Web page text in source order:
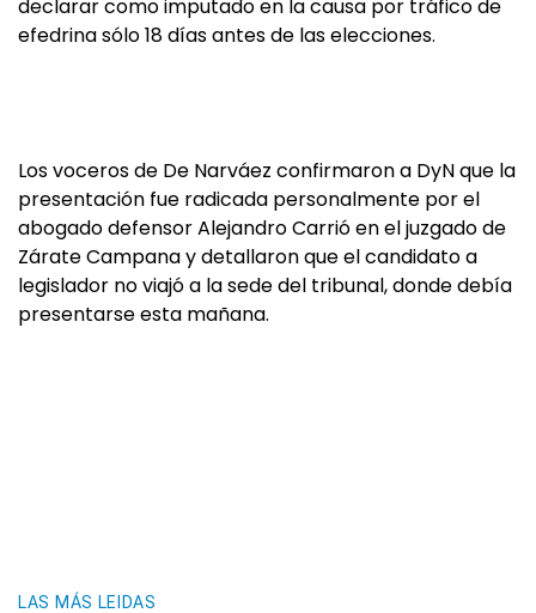
declarar como imputado en la causa por tráfico de
efedrina sólo 18 días antes de las elecciones.
Los voceros de De Narváez confirmaron a DyN que la
presentación fue radicada personalmente por el
abogado defensor Alejandro Carrió en el juzgado de
Zárate Campana y detallaron que el candidato a
legislador no viajó a la sede del tribunal, donde debía
presentarse esta mañana.
LAS MÁS LEIDAS